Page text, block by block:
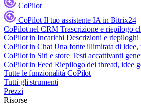
CoPilot
CoPilot Il tuo assistente IA in Bitrix24
CoPilot nel CRM Trascrizione e riepilogo
CoPilot in Incarichi Descrizioni e riepiloghi
CoPilot in Chat Una fonte illimitata di idee,
CoPilot in Siti e store Testi accattivanti
CoPilot in Feed Riepilogo dei thread, idee
Tutte le funzionalità CoPilot
Tutti gli strumenti
Prezzi
Risorse